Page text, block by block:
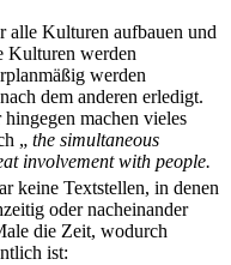
alle Kulturen aufbauen und
Kulturen werden
werden
dem anderen erledigt.
machen vieles
„ the simultaneous
involvement with people.
keine Textstellen, in denen
oder nacheinander
die Zeit, wodurch
ist: